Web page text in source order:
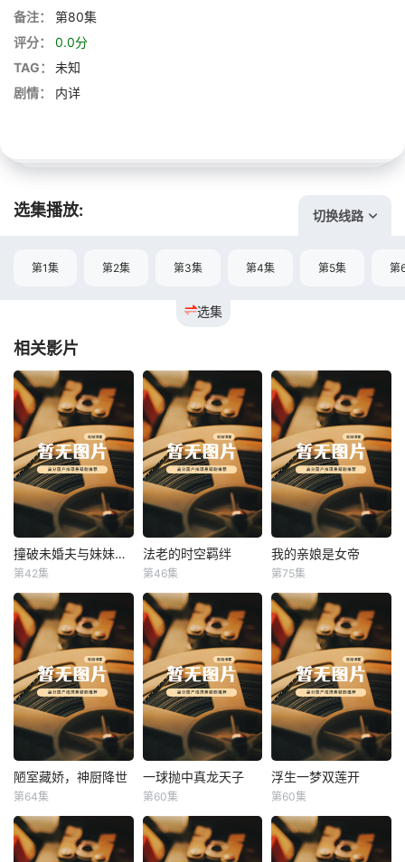
备注：
第80集
评分：
0.0分
TAG：
未知
剧情：
内详
选集播放: 切换线路
选集
第1集 第2集 第3集 第4集 第5集 第
相关影片
撞破未婚夫与妹妹打野战 撞破未婚夫与妹妹打野战
第42集
法老的时空羁绊
法老的时空羁绊
第46集
我的亲娘是女帝
我的亲娘是女帝
第75集
陋室藏娇，神厨降世
陋室藏娇，神厨降世
第64集
一球抛中真龙天子
一球抛中真龙天子
第60集
浮生一梦双莲开
浮生一梦双莲开
第60集